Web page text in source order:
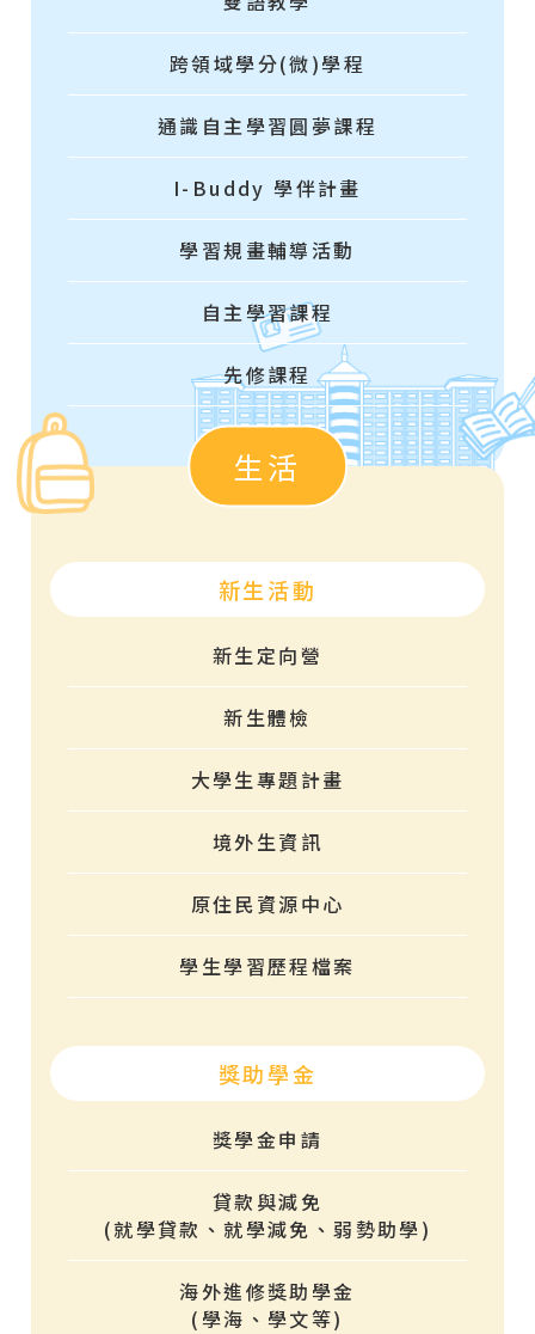
跨領域學分(微)學程
通識自主學習圓夢課程
I-Buddy 學伴計畫
學習規畫輔導活動
自主學習課程
先修課程
生活
新生活動
新生定向營
新生體檢
大學生專題計畫
境外生資訊
原住民資源中心
學生學習歷程檔案
獎助學金
獎學金申請
貸款與減免
(就學貸款、就學減免、弱勢助學)
海外進修獎助學金
(學海、學文等)